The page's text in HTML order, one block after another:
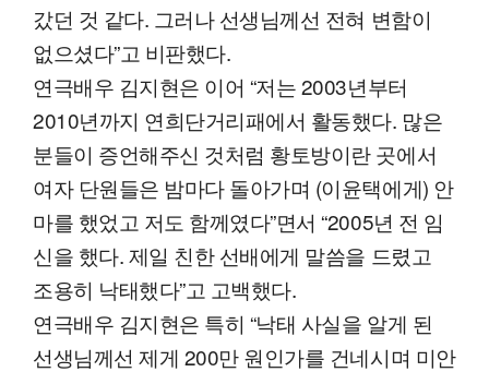
갔던 것 같다. 그러나 선생님께선 전혀 변함이
없으셨다”고 비판했다.
연극배우 김지현은 이어 “저는 2003년부터
2010년까지 연희단거리패에서 활동했다. 많은
분들이 증언해주신 것처럼 황토방이란 곳에서
여자 단원들은 밤마다 돌아가며 (이윤택에게) 안
마를 했었고 저도 함께였다”면서 “2005년 전 임
신을 했다. 제일 친한 선배에게 말씀을 드렸고
조용히 낙태했다”고 고백했다.
연극배우 김지현은 특히 “낙태 사실을 알게 된
선생님께선 제게 200만 원인가를 건네시며 미안